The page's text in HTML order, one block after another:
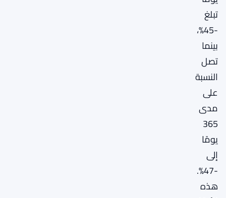
تبلغ
-45%،
بينما
تصل
النسبة
على
مدى
365
يومًا
إلى
-47%.
هذه